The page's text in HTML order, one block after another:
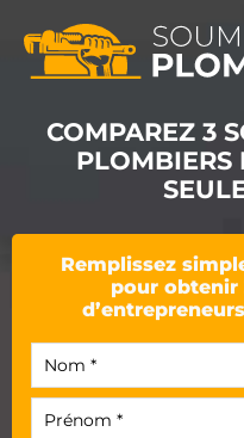
COMPAREZ 3
PLOMBIERS
Remplissez
pour obtenir